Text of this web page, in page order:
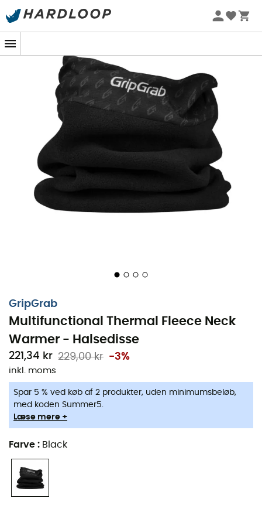
-5% Extra - Kode Summer5
GripGrab
Multifunctional Thermal Fleece Neck
Warmer - Halsedisse
221,34 kr 229,00 kr -3%
inkl. moms
Spar 5 % ved køb af 2 produkter, uden minimumsbeløb,
med koden Summer5.
Læse mere +
Farve : Black